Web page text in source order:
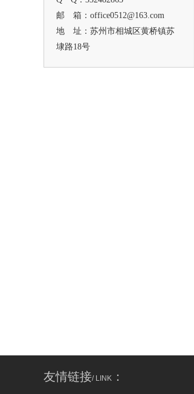
邮 箱：office0512@163.com
地 址：苏州市相城区黄桥镇苏
埭路18号
友情链接/ LINK ：